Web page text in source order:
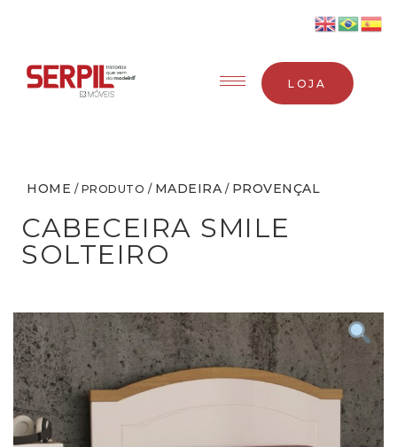
LOJA
HOME / PRODUTO / MADEIRA / PROVENÇAL
CABECEIRA SMILE
SOLTEIRO